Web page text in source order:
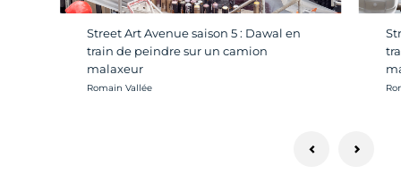
Street Art Avenue saison 5 : Dawal en
train de peindre sur un camion
malaxeur
Crédit photo :
Romain Vallée